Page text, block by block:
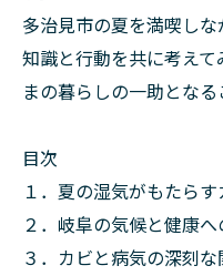
多治見市の夏を満喫し
知識と行動を共に考え
まの暮らしの一助となる
目次
１．夏の湿気がもたら
２．岐阜の気候と健康
３．カビと病気の深刻